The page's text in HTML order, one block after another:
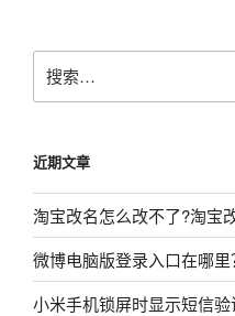
搜
索：
近期文章
淘宝改名怎么改不了?淘宝
微博电脑版登录入口在哪
小米手机锁屏时显示短信